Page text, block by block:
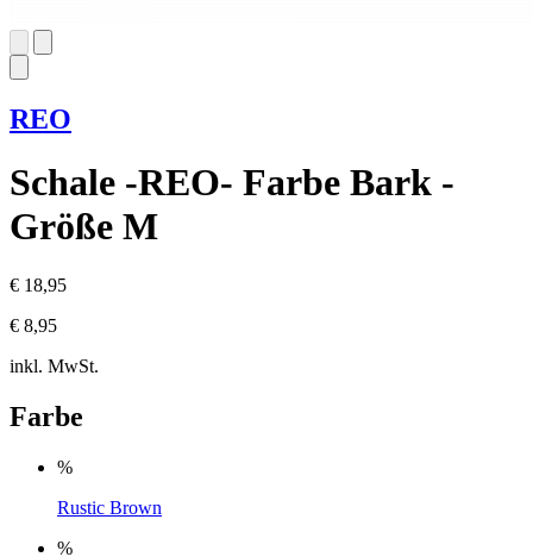
REO
Schale -REO- Farbe Bark -
Größe M
€ 18,95
€ 8,95
inkl. MwSt.
Farbe
%
Rustic Brown
%